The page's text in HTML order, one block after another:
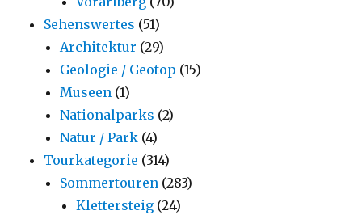
Sehenswertes (51)
Architektur (29)
Geologie / Geotop (15)
Museen (1)
Nationalparks (2)
Natur / Park (4)
Tourkategorie (314)
Sommertouren (283)
Klettersteig (24)